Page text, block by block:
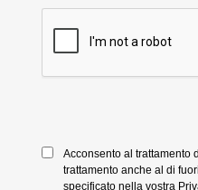
Acconsento al trattamento
trattamento anche al di
specificato nella vostra